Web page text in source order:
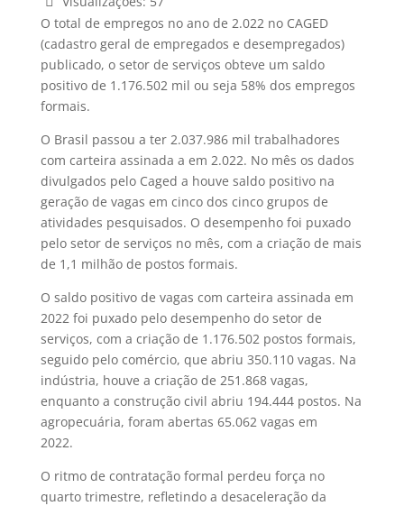
O total de empregos no ano de 2.022 no CAGED
(cadastro geral de empregados e desempregados)
publicado, o setor de serviços obteve um saldo
positivo de 1.176.502 mil ou seja 58% dos empregos
formais.
O Brasil passou a ter 2.037.986 mil trabalhadores
com carteira assinada a em 2.022. No mês os dados
divulgados pelo Caged a houve saldo positivo na
geração de vagas em cinco dos cinco grupos de
atividades pesquisados. O desempenho foi puxado
pelo setor de serviços no mês, com a criação de mais
de 1,1 milhão de postos formais.
O saldo positivo de vagas com carteira assinada em
2022 foi puxado pelo desempenho do setor de
serviços, com a criação de 1.176.502 postos formais,
seguido pelo comércio, que abriu 350.110 vagas. Na
indústria, houve a criação de 251.868 vagas,
enquanto a construção civil abriu 194.444 postos. Na
agropecuária, foram abertas 65.062 vagas em
2022.
O ritmo de contratação formal perdeu força no
quarto trimestre, refletindo a desaceleração da